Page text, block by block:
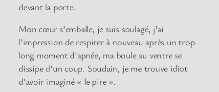
devant la porte.
Mon cœur s’emballe, je suis soulagé, j’ai
l’impression de respirer à nouveau après un trop
long moment d’apnée, ma boule au ventre se
dissipe d’un coup. Soudain, je me trouve idiot
d’avoir imaginé « le pire ».